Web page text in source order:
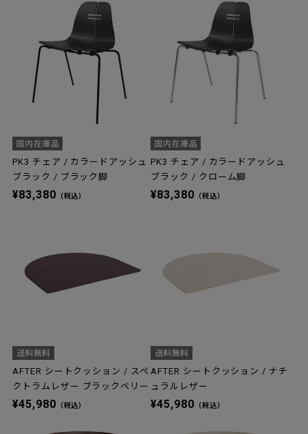
PK3 チェア / カラードアッシュ
ブラック / ブラック脚
¥83,380 （税込）
PK3 チェア / カラードアッシュ
ブラック / クローム脚
¥83,380 （税込）
AFTER シートクッション / スペ
クトラムレザー ブラックベリー
¥45,980 （税込）
AFTER シートクッション / ナチ
ュラルレザー
¥45,980 （税込）